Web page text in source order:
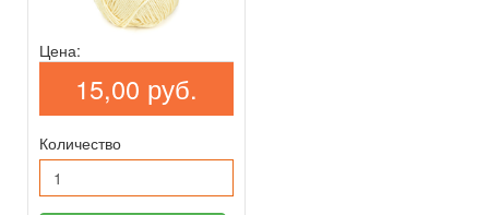
Цена:
15,00 руб.
Количество